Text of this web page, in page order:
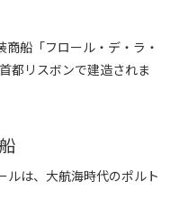
商船「フロール・デ・ラ・
都リスボンで建造されま
ルは、大航海時代のポルト